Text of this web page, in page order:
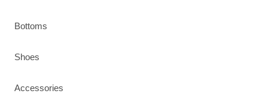
Bottoms
Shoes
Accessories